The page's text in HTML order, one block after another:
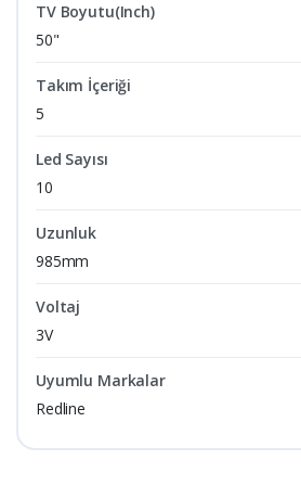
TV Boyutu(Inch)
50"
Takım İçeriği
5
Led Sayısı
10
Uzunluk
985mm
Voltaj
3V
Uyumlu Markalar
Redline